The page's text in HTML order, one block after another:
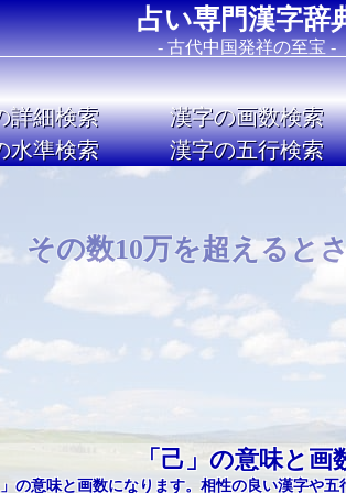
占い専門漢字辞
- 古代中国発祥の至宝 -
詳細検索 漢字の画数検索
水準検索
漢字の五行検索
Image 02
その数10万を超えると
「己」の意味と画
の意味と画数になります。相性の良い漢字や五